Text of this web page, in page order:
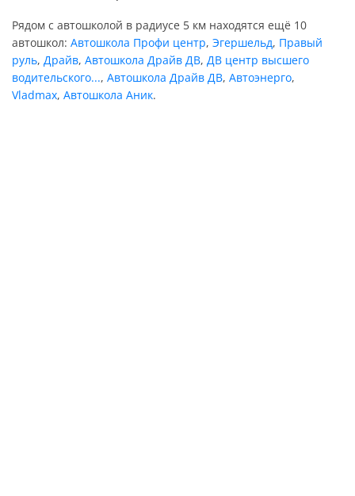
Рядом с автошколой в радиусе 5 км находятся ещё 10
автошкол: Автошкола Профи центр, Эгершельд, Правый
руль, Драйв, Автошкола Драйв ДВ, ДВ центр высшего
водительского..., Автошкола Драйв ДВ, Автоэнерго,
Vladmax, Автошкола Аник.